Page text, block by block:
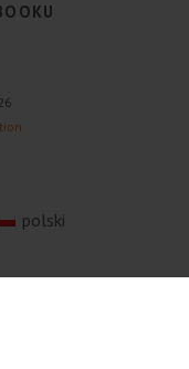
polski